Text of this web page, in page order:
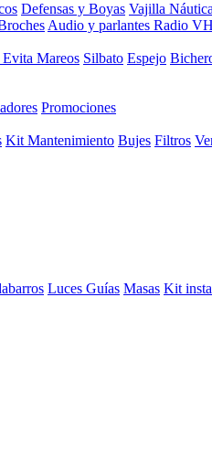
Defensas y Boyas Vajilla Náutica
Audio y parlantes Radio
Evita Mareos Silbato Espejo
Promociones
Kit Mantenimiento Bujes Filtros
Luces Guías Masas Kit